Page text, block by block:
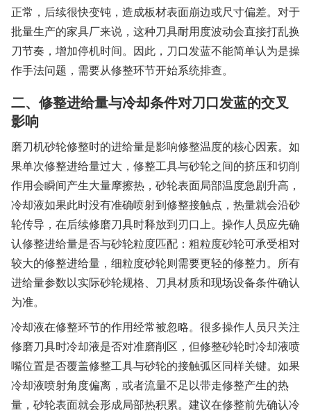
正常，后续很快变钝，造成板材表面崩边或尺寸偏差。对于
批量生产的家具厂来说，这种刀具耐用度波动会直接打乱换
刀节奏，增加停机时间。因此，刀口发蓝不能简单认为是操
作手法问题，需要从修整环节开始系统排查。
二、修整进给量与冷却条件对刀口发蓝的交叉
影响
磨刀机砂轮修整时的进给量是影响修整温度的核心因素。如
果单次修整进给量过大，修整工具与砂轮之间的挤压和切削
作用会瞬间产生大量摩擦热，砂轮表面局部温度急剧升高，
冷却液如果此时没有准确喷射到修整接触点，热量就会沿砂
轮传导，在后续修磨刀具时释放到刃口上。操作人员应先确
认修整进给量是否与砂轮粒度匹配：粗粒度砂轮可承受相对
较大的修整进给量，细粒度砂轮则需要更轻的修整力。所有
进给量参数以实际砂轮规格、刀具材质和现场设备条件确认
为准。
冷却液在修整环节的作用经常被忽略。很多操作人员只关注
修磨刀具时冷却液是否对准磨削区，但修整砂轮时冷却液喷
嘴位置是否覆盖修整工具与砂轮的接触弧区同样关键。如果
冷却液喷射角度偏离，或者流量不足以带走修整产生的热
量，砂轮表面就会形成局部热积累。建议在修整前先确认冷